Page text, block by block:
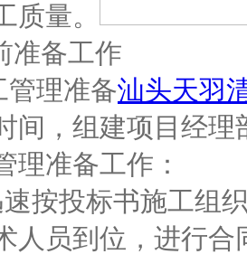
质量。
备工作
理准备汕头天羽
间，组建项目经
理准备工作：
投标书施工组织
人员到位，进行